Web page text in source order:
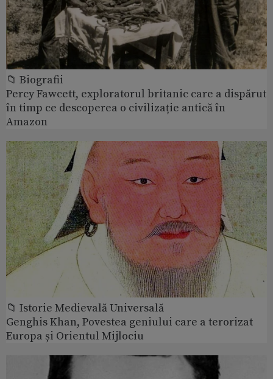
📁 Biografii
Percy Fawcett, exploratorul britanic care a dispărut
în timp ce descoperea o civilizație antică în
Amazon
📁 Istorie Medievală Universală
Genghis Khan, Povestea geniului care a terorizat
Europa și Orientul Mijlociu